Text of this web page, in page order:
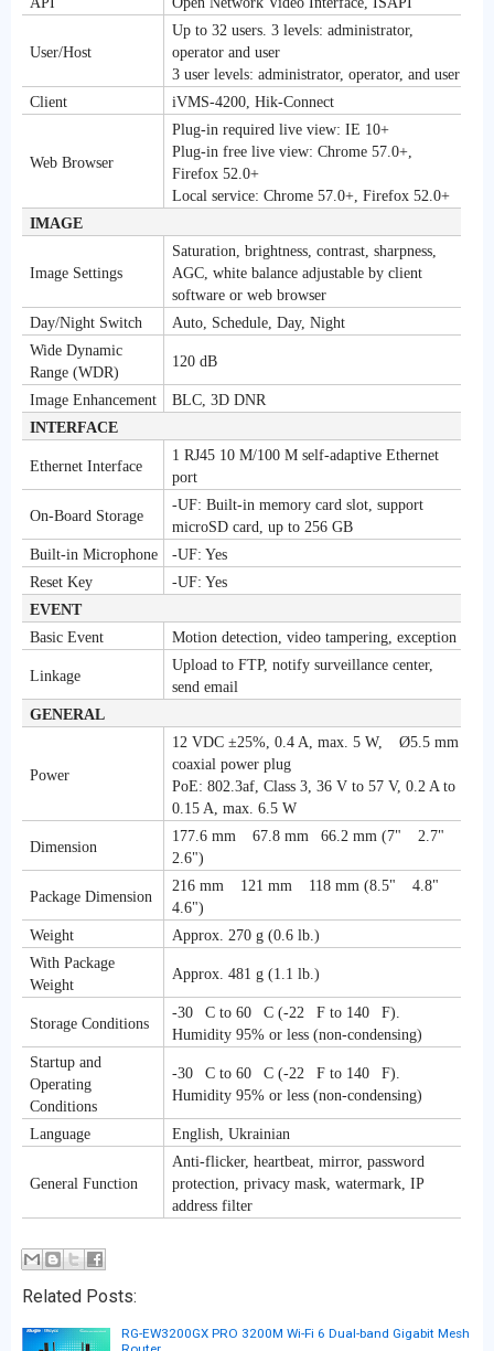
User/Host
Up to 32 users. 3 levels: administrator,
operator and user
3 user levels: administrator, operator, and user
Client
iVMS-4200, Hik-Connect
Web Browser
Plug-in required live view: IE 10+
Plug-in free live view: Chrome 57.0+,
Firefox 52.0+
Local service: Chrome 57.0+, Firefox 52.0+
IMAGE
Image Settings
Saturation, brightness, contrast, sharpness,
AGC, white balance adjustable by client
software or web browser
Day/Night Switch
Auto, Schedule, Day, Night
Wide Dynamic
Range (WDR)
120 dB
Image Enhancement
BLC, 3D DNR
INTERFACE
Ethernet Interface
1 RJ45 10 M/100 M self-adaptive Ethernet
port
On-Board Storage
-UF: Built-in memory card slot, support
microSD card, up to 256 GB
Built-in Microphone
-UF: Yes
Reset Key
-UF: Yes
EVENT
Basic Event
Motion detection, video tampering, exception
Linkage
Upload to FTP, notify surveillance center,
send email
GENERAL
Power
12 VDC ±25%, 0.4 A, max. 5 W, Ø5.5 mm
coaxial power plug
PoE: 802.3af, Class 3, 36 V to 57 V, 0.2 A to
0.15 A, max. 6.5 W
Dimension
177.6 mm 67.8 mm 66.2 mm (7" 2.7"
2.6")
Package Dimension
216 mm 121 mm 118 mm (8.5" 4.8"
4.6")
Weight
Approx. 270 g (0.6 lb.)
With Package
Weight
Approx. 481 g (1.1 lb.)
Storage Conditions
-30 C to 60 C (-22 F to 140 F).
Humidity 95% or less (non-condensing)
Startup and
Operating
Conditions
-30 C to 60 C (-22 F to 140 F).
Humidity 95% or less (non-condensing)
Language English, Ukrainian
General Function
Anti-flicker, heartbeat, mirror, password
protection, privacy mask, watermark, IP
address filter
Related Posts:
RG-EW3200GX PRO 3200M Wi-Fi 6 Dual-band Gigabit Mesh